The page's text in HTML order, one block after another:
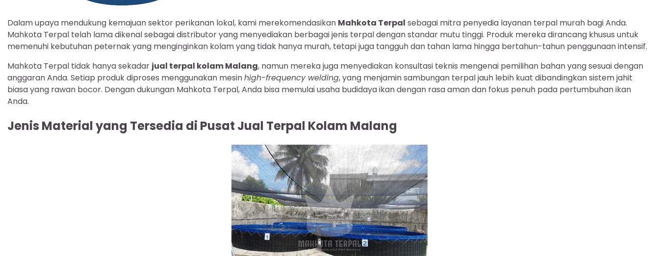
Dalam upaya mendukung kemajuan sektor perikanan lokal, kami merekomendasikan Mahkota Terpal sebagai mitra penyedia layanan terpal murah bagi Anda.
Mahkota Terpal telah lama dikenal sebagai distributor yang menyediakan berbagai jenis terpal dengan standar mutu tinggi. Produk mereka dirancang khusus untuk
memenuhi kebutuhan peternak yang menginginkan kolam yang tidak hanya murah, tetapi juga tangguh dan tahan lama hingga bertahun-tahun penggunaan intensif.
Mahkota Terpal tidak hanya sekadar jual terpal kolam Malang, namun mereka juga menyediakan konsultasi teknis mengenai pemilihan bahan yang sesuai dengan
anggaran Anda. Setiap produk diproses menggunakan mesinhigh-frequency welding, yang menjamin sambungan terpal jauh lebih kuat dibandingkan sistem jahit
biasa yang rawan bocor. Dengan dukungan Mahkota Terpal, Anda bisa memulai usaha budidaya ikan dengan rasa aman dan fokus penuh pada pertumbuhan ikan
Anda.
Jenis Material yang Tersedia di Pusat Jual Terpal Kolam Malang